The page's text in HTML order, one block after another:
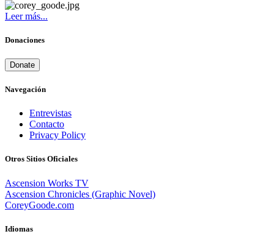
Leer más...
Donaciones
Donate
Navegación
Entrevistas
Contacto
Privacy Policy
Otros Sitios Oficiales
Ascension Works TV
Ascension Chronicles (Graphic Novel)
CoreyGoode.com
Idiomas